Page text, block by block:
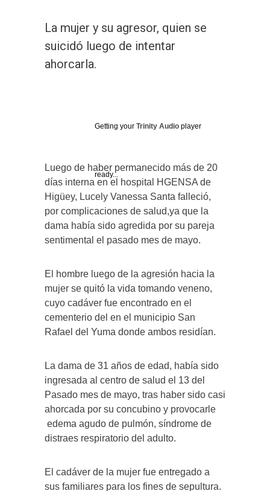
La mujer y su agresor, quien se
suicidó luego de intentar
ahorcarla.
Getting your Trinity Audio player
ready...
Luego de haber permanecido más de 20
días interna en el hospital HGENSA de
Higüey, Lucely Vanessa Santa falleció,
por complicaciones de salud,ya que la
dama había sido agredida por su pareja
sentimental el pasado mes de mayo.
El hombre luego de la agresión hacia la
mujer se quitó la vida tomando veneno,
cuyo cadáver fue encontrado en el
cementerio del en el municipio San
Rafael del Yuma donde ambos residían.
La dama de 31 años de edad, había sido
ingresada al centro de salud el 13 del
Pasado mes de mayo, tras haber sido casi
ahorcada por su concubino y provocarle
edema agudo de pulmón, síndrome de
distraes respiratorio del adulto.
El cadáver de la mujer fue entregado a
sus familiares para los fines de sepultura.